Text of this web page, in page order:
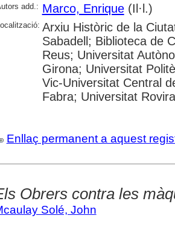
add.: Marco, Enrique(Il·l.)
Arxiu Històric de la
Sabadell; Biblioteca de
Reus; Universitat
Girona; Universitat
Vic-Universitat Central
Fabra; Universitat
Enllaç permanent a aquest
Obrers contra les
Solé, John